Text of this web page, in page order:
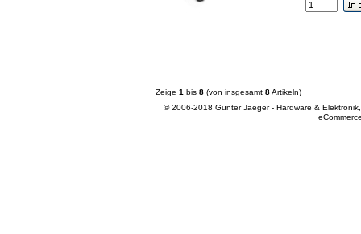
Zeige 1 bis 8 (von insgesamt 8Artikeln)
© 2006-2018 Günter Jaeger - Hardware &